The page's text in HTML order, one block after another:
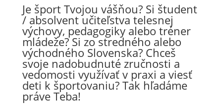
Je šport Tvojou vášňou? Si študent
/ absolvent učiteľstva telesnej
výchovy, pedagogiky alebo tréner
mládeže? Si zo stredného alebo
východného Slovenska? Chceš
svoje nadobudnuté zručnosti a
vedomosti využívať v praxi a viesť
deti k športovaniu? Tak hľadáme
práve Teba!